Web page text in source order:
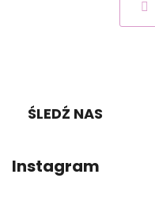
ŚLEDŹ NAS
Instagram